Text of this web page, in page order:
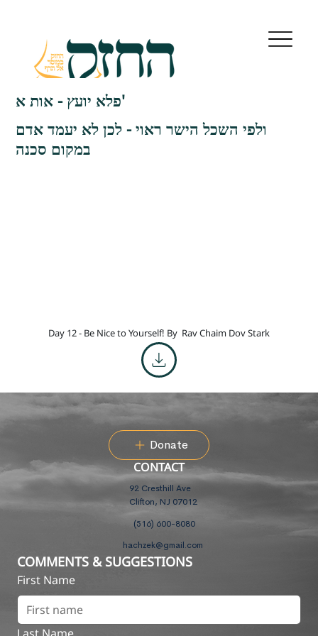
פלא יועץ - אות א'
ולפי השכל הישר ראוי - לכן לא יעמד אדם
במקום סכנה
Day 12 - Be Nice to Yourself! By Rav Chaim Dov Stark
Donate
CONTACT
92 Cresthill Ave
Clifton, NJ 07012
(516) 600-8080
hachzek@gmail.com
COMMENTS & SUGGESTIONS
First Name